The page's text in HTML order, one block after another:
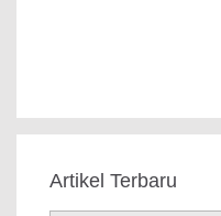
Artikel Terbaru